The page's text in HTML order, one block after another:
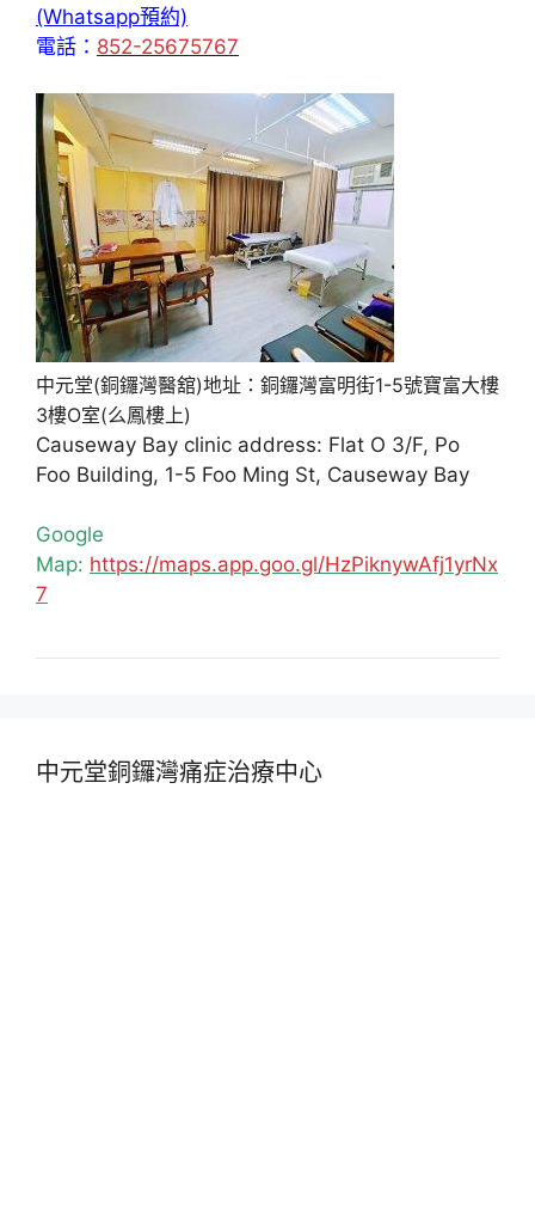
(Whatsapp預約)
電話： 852-25675767
中元堂(銅鑼灣醫舘)地址：銅鑼灣富明街1-5號寶富大樓
3樓O室(么鳳樓上)
Causeway Bay clinic address: Flat O 3/F, Po
Foo Building, 1-5 Foo Ming St, Causeway Bay
Google
Map: https://maps.app.goo.gl/HzPiknywAfj1yrNx
7
中元堂銅鑼灣痛症治療中心